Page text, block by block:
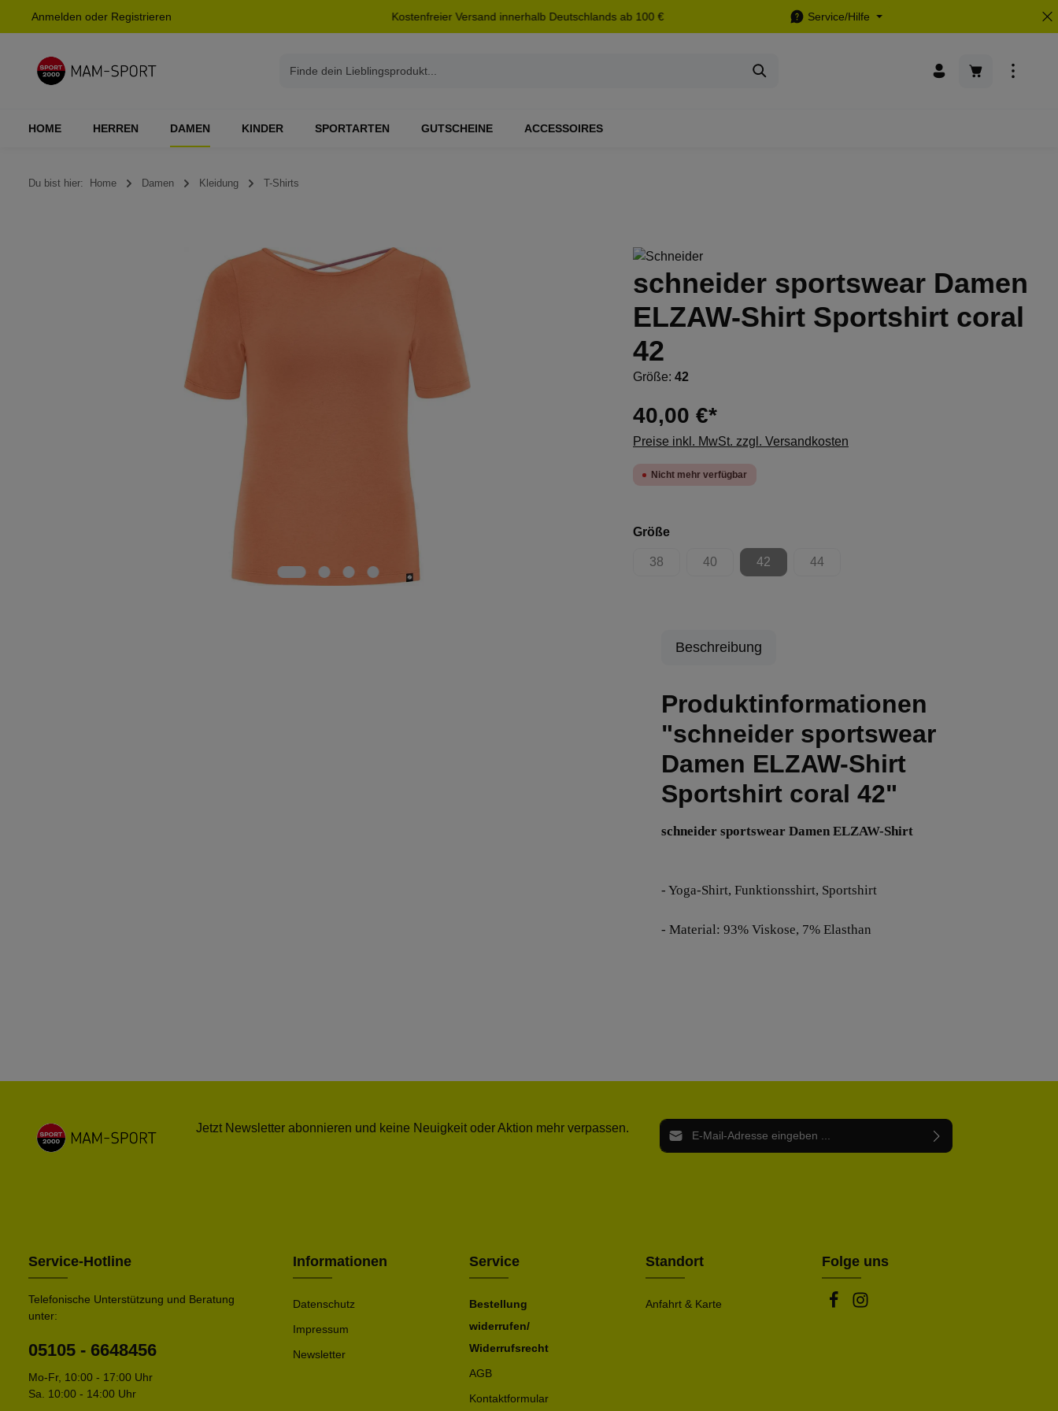
Zur Hauptnavigation springen
Anmelden oder Registrieren Kostenfreier Versand innerhalb Deutschlands ab 100 € Service/Hilfe
Warenkorb
HOME HERREN DAMEN KINDER SPORTARTEN GUTSCHEINE ACCESSOIRES
Du bist hier: Home Damen Kleidung T-Shirts
schneider sportswear Damen
ELZAW-Shirt Sportshirt coral
42
Größe: 42
40,00 €*
Preise inkl. MwSt. zzgl. Versandkosten
Nicht mehr verfügbar
Größeauswählen
38
(Diese Option ist zurzeit nicht verfügbar.)
40
(Diese Option ist zurzeit nicht verfügbar.)
42
(Diese Option ist zurzeit nicht verfügbar.)
44
(Diese Option ist zurzeit nicht verfügbar.)
Beschreibung
Produktinformationen
"schneider sportswear
Damen ELZAW-Shirt
Sportshirt coral 42"
schneider sportswear Damen ELZAW-Shirt
- Yoga-Shirt, Funktionsshirt, Sportshirt
- Material: 93% Viskose, 7% Elasthan
Jetzt Newsletter abonnieren und keine Neuigkeit oder Aktion mehr verpassen. E-Mail-Adresse*
Service-Hotline
Telefonische Unterstützung und Beratung
unter:
05105 - 6648456
Mo-Fr, 10:00 - 17:00 Uhr
Sa. 10:00 - 14:00 Uhr
Informationen
Datenschutz
Impressum
Newsletter
Service
Bestellung
widerrufen/
Widerrufsrecht
AGB
Kontaktformular
Standort
Anfahrt & Karte
Folge uns